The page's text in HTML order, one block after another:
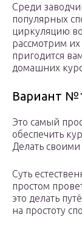
Среди
популярных
циркуляцию
рассмотрим
пригодится
домашних
Вариант
Это самый
обеспечить
Делать
Суть
простом
это делать
на простоту